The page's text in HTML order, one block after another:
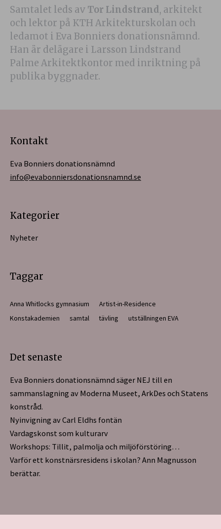
Samtalet leds av Tor Lindstrand, arkitekt
och lektor på KTH Arkitekturskolan och
ledamot i Eva Bonniers donationsnämnd.
Han är delägare i Larsson Lindstrand
Palme Arkitektkontor med inriktning på
publika byggnader.
Kontakt
Eva Bonniers donationsnämnd
info@evabonniersdonationsnamnd.se
Kategorier
Nyheter
Taggar
Anna Whitlocks gymnasium
Artist-in-Residence
Konstakademien
samtal tävling utställningen EVA
Det senaste
Eva Bonniers donationsnämnd säger NEJ till en
sammanslagning av Moderna Museet, ArkDes och Statens
konstråd.
Nyinvigning av Carl Eldhs fontän
Vardagskonst som kulturarv
Workshops: Tillit, palmolja och miljöförstöring…
Varför ett konstnärsresidens i skolan? Ann Magnusson
berättar.